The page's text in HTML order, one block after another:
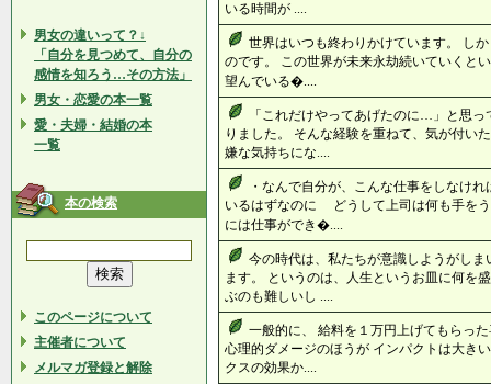
男女の違いって？↓
「自分を見つめて、自分の
感情を知ろう…その方法」
男女・恋愛の本一覧
愛・夫婦・結婚の本
一覧
本の検索
このページについて
主催者について
メルマガ登録と解除
いる時間が ....
世界はいつも終わりかけています。 し
のです。 この世界が未来永劫続いていくと
望んでいる�....
「これだけやってあげたのに…」と思
りました。 そんな経験を重ねて、気が付い
嫌な気持ちにな....
・なんで自分が、こんな仕事をしなけ
いるはずなのに どうして上司は何も手を
には仕事ができ�....
今の時代は、私たちが意識しようがし
ます。 というのは、人生というお皿に何を
ぶのも難しいし ....
一般的に、 給料を１万円上げてもらっ
心理的ダメージのほうが インパクトは大き
クスの効果か....